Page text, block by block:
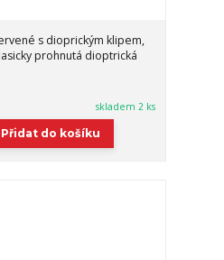
s dioprickým klipem,
prohnutá dioptrická
skladem 2 ks
Přidat do košíku